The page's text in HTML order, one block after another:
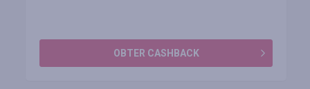
OBTER CASHBACK